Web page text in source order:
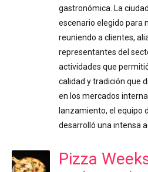
gastronómica. La
escenario elegido para
reuniendo a clientes,
representantes del
actividades que
calidad y tradición que
en los mercados
lanzamiento, el equipo
desarrolló una intensa
Pizza